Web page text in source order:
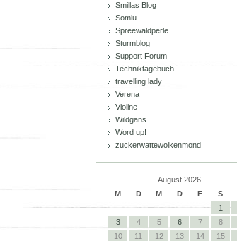
Smillas Blog
Somlu
Spreewaldperle
Sturmblog
Support Forum
Techniktagebuch
travelling lady
Verena
Violine
Wildgans
Word up!
zuckerwattewolkenmond
August 2026
M
D M D F S
1
3
4 5 6 7 8
10
11 12 13 14 15